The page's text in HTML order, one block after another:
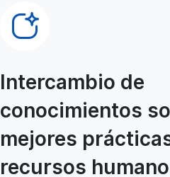
Intercambio de
conocimientos
mejores
recursos